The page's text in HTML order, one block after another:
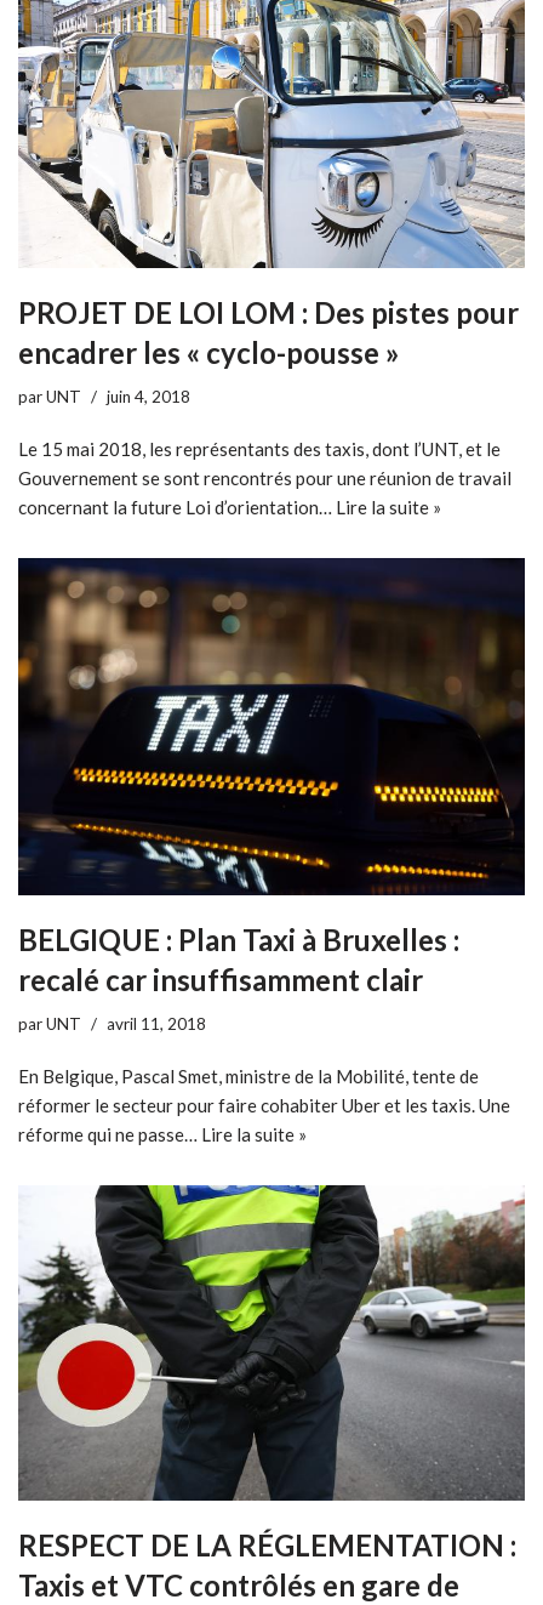
PROJET DE LOI LOM : Des pistes pour
encadrer les « cyclo-pousse »
parUNT juin 4, 2018
Le 15 mai 2018, les représentants des taxis, dont l’UNT, et le
Gouvernement se sont rencontrés pour une réunion de travail
concernant la future Loi d’orientation… Lire la suite »
BELGIQUE : Plan Taxi à Bruxelles :
recalé car insuffisamment clair
parUNT avril 11, 2018
En Belgique, Pascal Smet, ministre de la Mobilité, tente de
réformer le secteur pour faire cohabiter Uber et les taxis. Une
réforme qui ne passe… Lire la suite »
RESPECT DE LA RÉGLEMENTATION :
Taxis et VTC contrôlés en gare de